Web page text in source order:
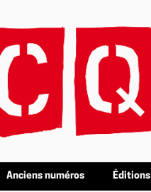
Anciens numéros Éditions